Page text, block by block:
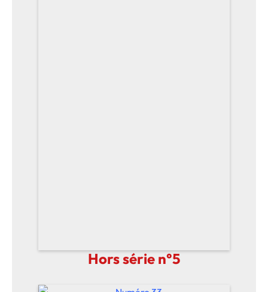
Hors série n°5